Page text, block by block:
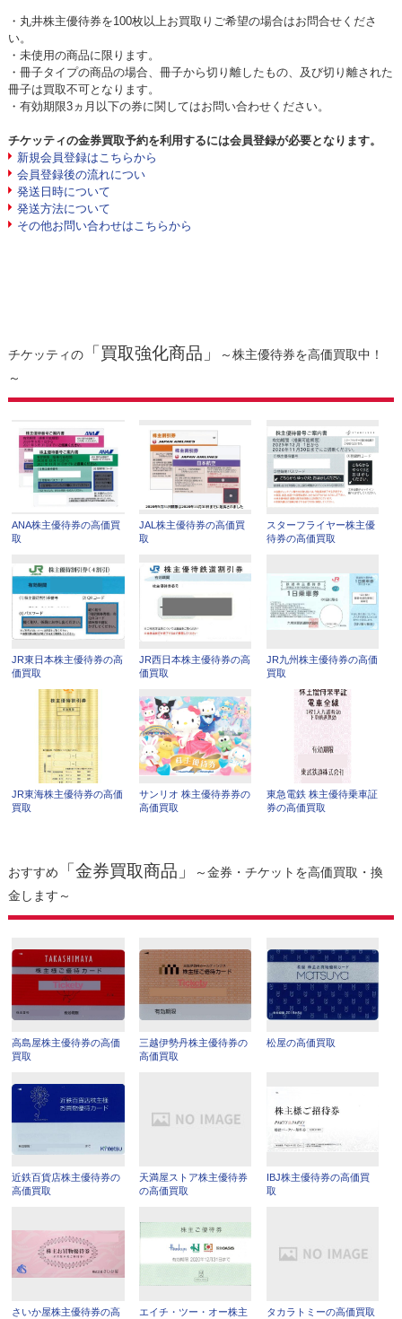
・丸井株主優待券を100枚以上お買取りご希望の場合はお問合せくださ
い。
・未使用の商品に限ります。
・冊子タイプの商品の場合、冊子から切り離したもの、及び切り離された
冊子は買取不可となります。
・有効期限3ヵ月以下の券に関してはお問い合わせください。
チケッティの金券買取予約を利用するには会員登録が必要となります。
新規会員登録はこちらから
会員登録後の流れについ
発送日時について
発送方法について
その他お問い合わせはこちらから
チケッティの「買取強化商品」
～株主優待券を高価買取中！
～
ANA株主優待券の高価買
取
JAL株主優待券の高価買
取
スターフライヤー株主優
待券の高価買取
JR東日本株主優待券の高
価買取
JR西日本株主優待券の高
価買取
JR九州株主優待券の高価
買取
JR東海株主優待券の高価
買取
サンリオ 株主優待券券の
高価買取
東急電鉄 株主優待乗車証
券の高価買取
おすすめ 「金券買取商品」
～金券・チケットを高価買取・換
金します～
高島屋株主優待券の高価
買取
三越伊勢丹株主優待券の
高価買取
松屋の高価買取
近鉄百貨店株主優待券の
高価買取
天満屋ストア株主優待券
の高価買取
IBJ株主優待券の高価買
取
さいか屋株主優待券の高 エイチ・ツー・オー株主 タカラトミーの高価買取